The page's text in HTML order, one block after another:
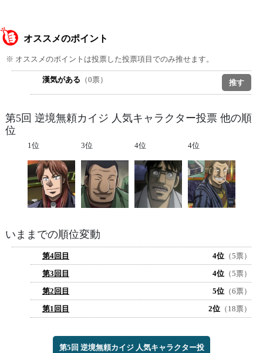
オススメのポイント
※ オススメのポイントは投票した投票項目でのみ推せます。
漢気がある （0票）
第5回 逆境無頼カイジ 人気キャラクター投票 他の順
位
1位 3位 4位 4位
いままでの順位変動
第4回目 4位 （5票）
第3回目
4位 （5票）
第2回目
5位 （6票）
第1回目
2位 （18票）
第5回 逆境無頼カイジ 人気キャラクター投